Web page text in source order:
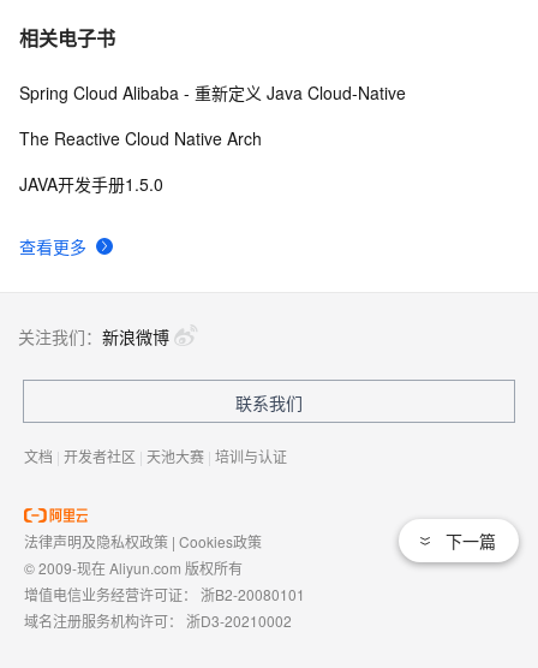
相关电子书
查看更多
Spring Cloud Alibaba - 重新定义 Java Cloud-Native
The Reactive Cloud Native Arch
JAVA开发手册1.5.0
下一篇
关注我们： 新浪微博
联系我们
文档 | 开发者社区 | 天池大赛 | 培训与认证
法律声明及隐私权政策 | Cookies政策
© 2009-现在 Aliyun.com 版权所有
增值电信业务经营许可证： 浙B2-20080101
域名注册服务机构许可： 浙D3-20210002